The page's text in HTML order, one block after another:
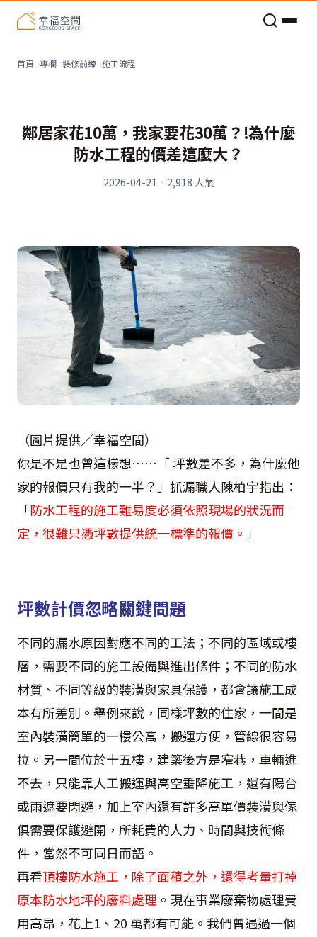
首頁 專欄 裝修前線 施工流程
鄰居家花10萬，我家要花30萬？!為什麼
防水工程的價差這麼大？
2026-04-21 · 2,918 人氣
（圖片提供／幸福空間）
你是不是也曾這樣想……「 坪數差不多，為什麼他
家的報價只有我的一半？」抓漏職人陳柏宇指出：
「防水工程的施工難易度必須依照現場的狀況而
定，很難只憑坪數提供統一標準的報價。 」
坪數計價忽略關鍵問題
不同的漏水原因對應不同的工法；不同的區域或樓
層，需要不同的施工設備與進出條件；不同的防水
材質、不同等級的裝潢與家具保護，都會讓施工成
本有所差別。舉例來說，同樣坪數的住家，一間是
室內裝潢簡單的一樓公寓，搬運方便，管線很容易
拉。另一間位於十五樓，建築後方是窄巷，車輛進
不去，只能靠人工搬運與高空垂降施工，還有陽台
或雨遮要閃避，加上室內還有許多高單價裝潢與傢
俱需要保護避開，所耗費的人力、時間與技術條
件，當然不可同日而語。
再看頂樓防水施工，除了面積之外，還得考量打掉
原本防水地坪的廢料處理 。現在事業廢棄物處理費
用高昂，花上1、20 萬都有可能。我們曾遇過一個